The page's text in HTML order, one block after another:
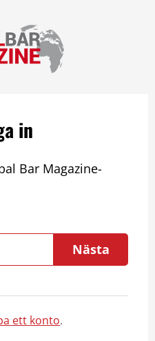
in
Bar Magazine-
Nästa
ett konto.